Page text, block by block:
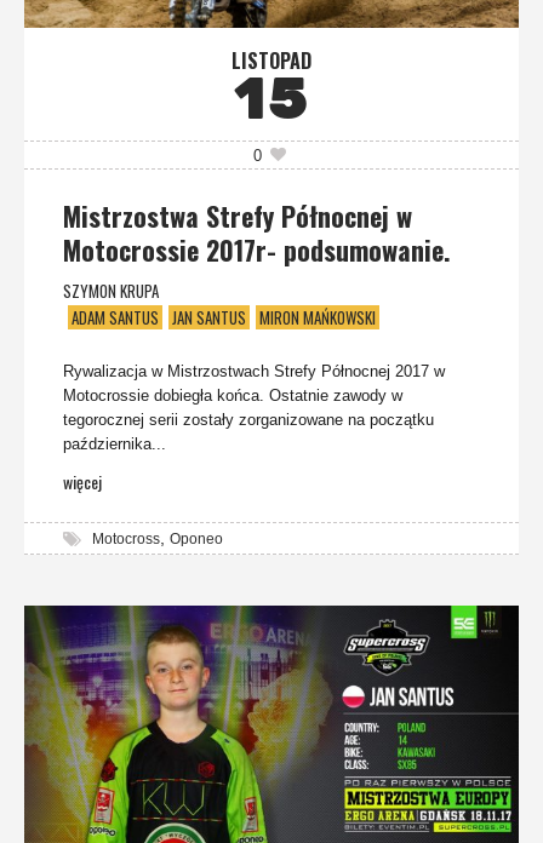
LISTOPAD
15
0
Mistrzostwa Strefy Północnej w
Motocrossie 2017r- podsumowanie.
SZYMON KRUPA
ADAM SANTUS
JAN SANTUS MIRON MAŃKOWSKI
Rywalizacja w Mistrzostwach Strefy Północnej 2017 w
Motocrossie dobiegła końca. Ostatnie zawody w
tegorocznej serii zostały zorganizowane na początku
października...
więcej
Motocross Oponeo